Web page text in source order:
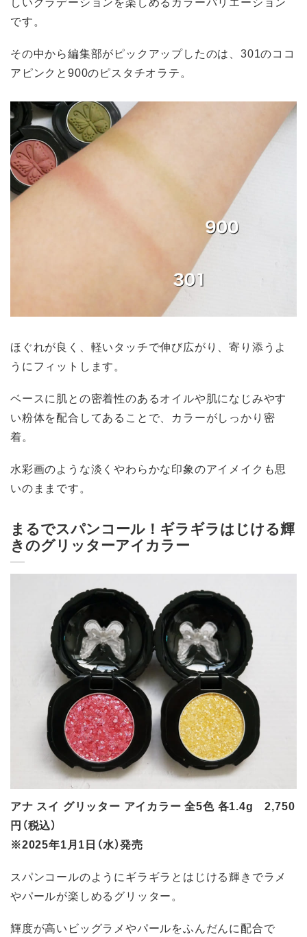
です。
その中から編集部がピックアップしたのは、301のココ
アピンクと900のピスタチオラテ。
ほぐれが良く、軽いタッチで伸び広がり、寄り添うよ
うにフィットします。
ベースに肌との密着性のあるオイルや肌になじみやす
い粉体を配合してあることで、カラーがしっかり密
着。
水彩画のような淡くやわらかな印象のアイメイクも思
いのままです。
まるでスパンコール！ギラギラはじける輝
きのグリッターアイカラー
アナ スイ グリッター アイカラー 全5色 各1.4g 2,750
円（税込）
※2025年1月1日（水）発売
スパンコールのようにギラギラとはじける輝きでラメ
やパールが楽しめるグリッター。
輝度が高いビッグラメやパールをふんだんに配合で